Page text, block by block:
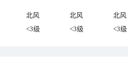
北风 北风
北风
<3级 <3级 <3级